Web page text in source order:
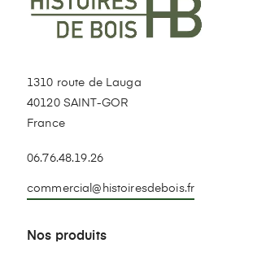
1310 route de Lauga
40120 SAINT-GOR
France
06.76.48.19.26
commercial@histoiresdebois.fr
Nos produits